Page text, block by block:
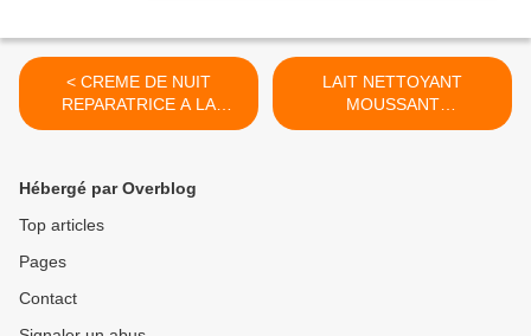
< CREME DE NUIT
REPARATRICE A LA
LANOLINE MAISON
LAIT NETTOYANT
MOUSSANT
ASSAINISSANT POUR
Hébergé par Overblog
Top articles
Pages
Contact